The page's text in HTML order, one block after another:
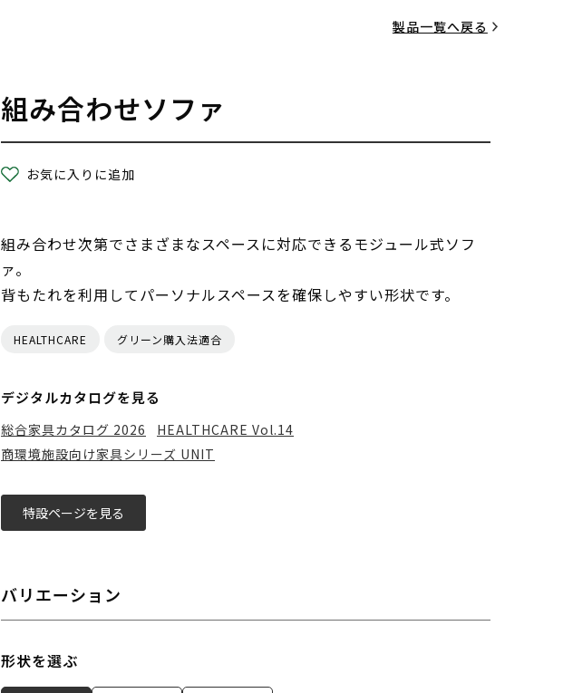
製品一覧へ戻る
組み合わせソファ
お気に入りに追加
組み合わせ次第でさまざまなスペースに対応できるモジュール式ソフ
ァ。
背もたれを利用してパーソナルスペースを確保しやすい形状です。
HEALTHCARE グリーン購入法適合
デジタルカタログを見る
総合家具カタログ 2026
HEALTHCARE Vol.14
商環境施設向け家具シリーズ UNIT
特設ページを見る
バリエーション
形状を選ぶ